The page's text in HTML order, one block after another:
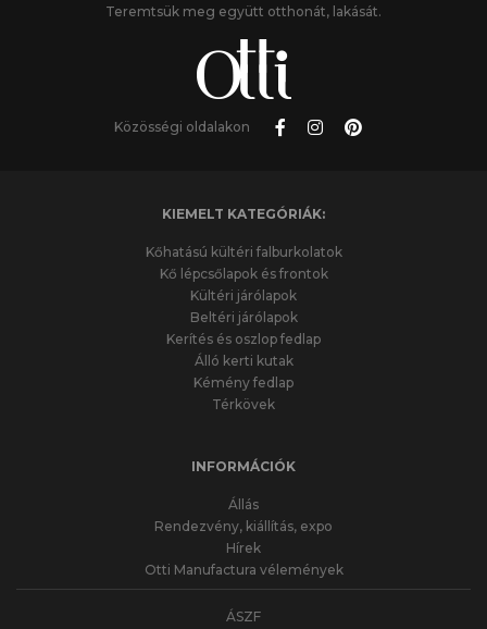
Teremtsük meg együtt otthonát, lakását.
Közösségi oldalakon
KIEMELT KATEGÓRIÁK:
Kőhatású kültéri falburkolatok
Kő lépcsőlapok és frontok
Kültéri járólapok
Beltéri járólapok
Kerítés és oszlop fedlap
Álló kerti kutak
Kémény fedlap
Térkövek
INFORMÁCIÓK
Állás
Rendezvény, kiállítás, expo
Hírek
Otti Manufactura vélemények
ÁSZF